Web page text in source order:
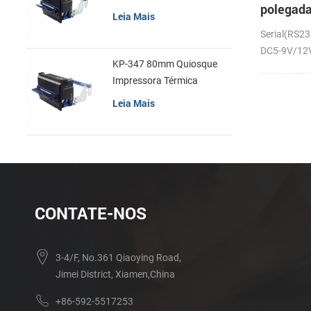
em
térmica
DC5-9V/
recibos
Leia Mais
KP-347 80mm Quiosque
Impressora Térmica
Leia Mais
CONTATE-NOS
3-4/F, No.361 Qiaoying Road,
Jimei District, Xiamen,China
+86-592-5517253